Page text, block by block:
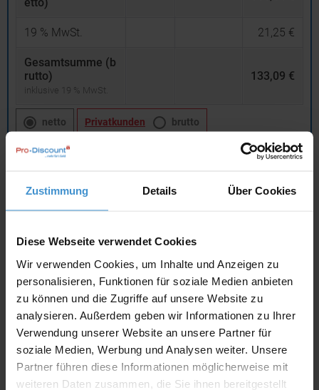
Zustimmung Details Über Cookies
Diese Webseite verwendet Cookies
Wir verwenden Cookies, um Inhalte und Anzeigen zu
personalisieren, Funktionen für soziale Medien anbieten
zu können und die Zugriffe auf unsere Website zu
analysieren. Außerdem geben wir Informationen zu Ihrer
Verwendung unserer Website an unsere Partner für
soziale Medien, Werbung und Analysen weiter. Unsere
Partner führen diese Informationen möglicherweise mit
weiteren Daten zusammen, die Sie ihnen bereitgestellt
19 % MwSt. 21,25 €
Gesamtsumme (b
rutto)
inklusive 19 % MwSt.
133,09 €
netto Privatkunden brutto
Angebot drucken
Lieferzeiten
Artikel mit Werbeanbringung: ca. 10 Werktage
Muster mit Ihrer
Werbeanbringung zur Freigabe
der Produktion:
ca. 10 Werktage